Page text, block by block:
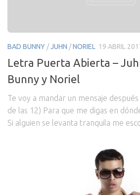
BAD BUNNY /JUHN /NORIEL 19 ABRIL
Letra Puerta Abierta –
Bunny y Noriel
Te voy a mandar un mensaje
de las 12) Para que me digas en
Si alguien se levanta tranquila me